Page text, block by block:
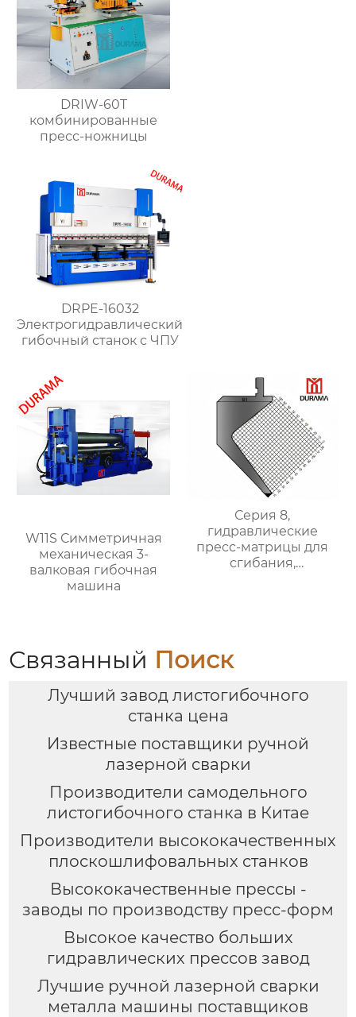
DRIW-60T
комбинированные
пресс-ножницы
DRPE-16032
Электрогидравлический
гибочный станок с ЧПУ
W11S Симметричная
механическая 3-
валковая гибочная
машина
Серия 8,
гидравлические
пресс-матрицы для
сгибания,
Связанный Поиск
Лучший завод листогибочного
станка цена
Известные поставщики ручной
лазерной сварки
Производители самодельного
листогибочного станка в Китае
Производители высококачественных
плоскошлифовальных станков
Высококачественные прессы -
заводы по производству пресс-форм
Высокое качество больших
гидравлических прессов завод
Лучшие ручной лазерной сварки
металла машины поставщиков